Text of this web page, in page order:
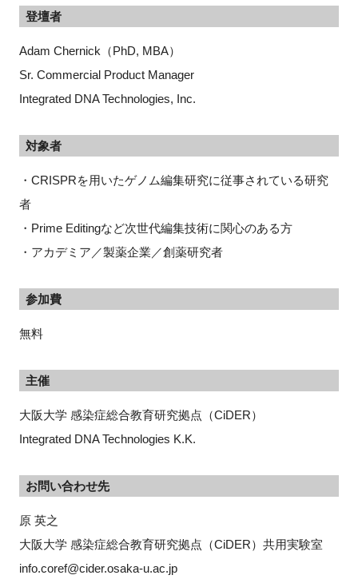
登壇者
Adam Chernick（PhD, MBA）
Sr. Commercial Product Manager
Integrated DNA Technologies, Inc.
対象者
・CRISPRを用いたゲノム編集研究に従事されている研究
者
・Prime Editingなど次世代編集技術に関心のある方
・アカデミア／製薬企業／創薬研究者
参加費
無料
主催
大阪大学 感染症総合教育研究拠点（CiDER）
Integrated DNA Technologies K.K.
お問い合わせ先
原 英之
大阪大学 感染症総合教育研究拠点（CiDER）共用実験室
info.coref@cider.osaka-u.ac.jp